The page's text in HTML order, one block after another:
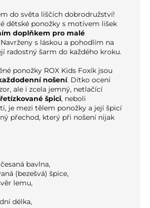
do světa liščích dobrodružství!
dětské ponožky s motivem lišek
doplňkem pro malé
s láskou a pohodlím na
radostný šarm do každého kroku.
ponožky ROX Kids Foxík jsou
nošení. Dítko ocení
ale i zcela jemný, netlačící
řetízkované špici, neboli
je mezi tělem ponožky a její špicí
přechod, který při nošení nijak
bavlna,
(bezešvá) špice,
lemu,
délka,